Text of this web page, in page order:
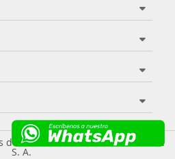
derechos reservados - Wei Chile
S. A.